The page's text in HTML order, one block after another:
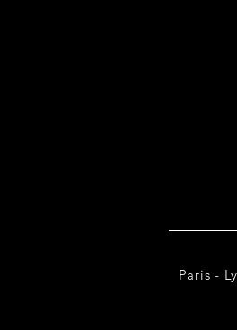
Paris -